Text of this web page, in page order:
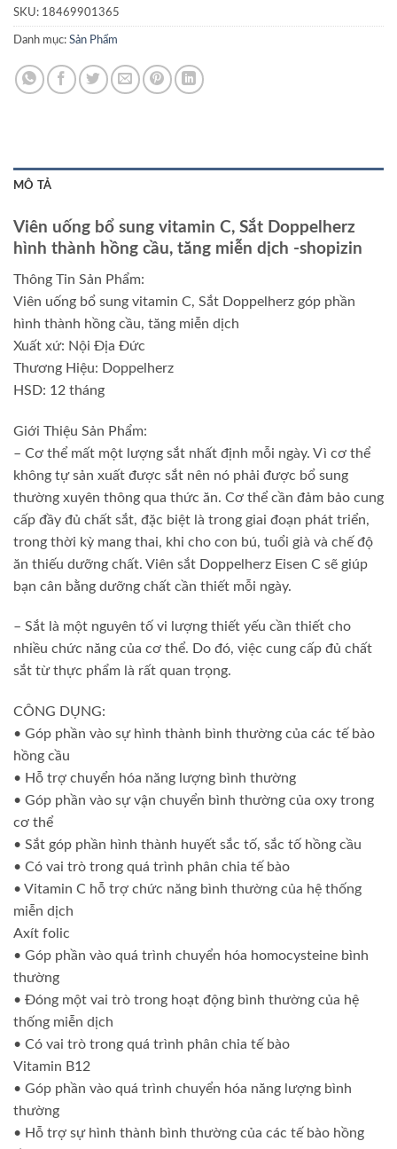
SKU: 18469901365
Danh mục: Sản Phẩm
MÔ TẢ
Viên uống bổ sung vitamin C, Sắt Doppelherz
hình thành hồng cầu, tăng miễn dịch -shopizin
Thông Tin Sản Phẩm:
Viên uống bổ sung vitamin C, Sắt Doppelherz góp phần
hình thành hồng cầu, tăng miễn dịch
Xuất xứ: Nội Địa Đức
Thương Hiệu: Doppelherz
HSD: 12 tháng
Giới Thiệu Sản Phẩm:
– Cơ thể mất một lượng sắt nhất định mỗi ngày. Vì cơ thể
không tự sản xuất được sắt nên nó phải được bổ sung
thường xuyên thông qua thức ăn. Cơ thể cần đảm bảo cung
cấp đầy đủ chất sắt, đặc biệt là trong giai đoạn phát triển,
trong thời kỳ mang thai, khi cho con bú, tuổi già và chế độ
ăn thiếu dưỡng chất. Viên sắt Doppelherz Eisen C sẽ giúp
bạn cân bằng dưỡng chất cần thiết mỗi ngày.
– Sắt là một nguyên tố vi lượng thiết yếu cần thiết cho
nhiều chức năng của cơ thể. Do đó, việc cung cấp đủ chất
sắt từ thực phẩm là rất quan trọng.
CÔNG DỤNG:
• Góp phần vào sự hình thành bình thường của các tế bào
hồng cầu
• Hỗ trợ chuyển hóa năng lượng bình thường
• Góp phần vào sự vận chuyển bình thường của oxy trong
cơ thể
• Sắt góp phần hình thành huyết sắc tố, sắc tố hồng cầu
• Có vai trò trong quá trình phân chia tế bào
• Vitamin C hỗ trợ chức năng bình thường của hệ thống
miễn dịch
Axít folic
• Góp phần vào quá trình chuyển hóa homocysteine ​​bình
thường
• Đóng một vai trò trong hoạt động bình thường của hệ
thống miễn dịch
• Có vai trò trong quá trình phân chia tế bào
Vitamin B12
• Góp phần vào quá trình chuyển hóa năng lượng bình
thường
• Hỗ trợ sự hình thành bình thường của các tế bào hồng